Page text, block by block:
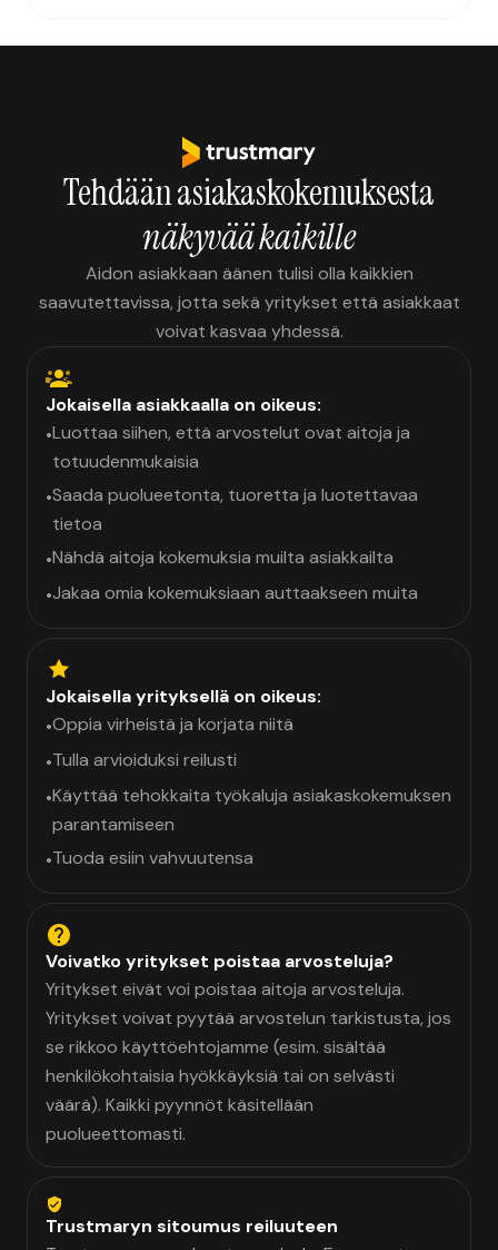
Tehdään asiakaskokemuksesta
näkyvää kaikille
Aidon asiakkaan äänen tulisi olla kaikkien
saavutettavissa, jotta sekä yritykset että asiakkaat
voivat kasvaa yhdessä.
Jokaisella asiakkaalla on oikeus:
•Luottaa siihen, että arvostelut ovat aitoja ja
totuudenmukaisia
•Saada puolueetonta, tuoretta ja luotettavaa
tietoa
•Nähdä aitoja kokemuksia muilta asiakkailta
•Jakaa omia kokemuksiaan auttaakseen muita
Jokaisella yrityksellä on oikeus:
•Oppia virheistä ja korjata niitä
•Tulla arvioiduksi reilusti
•Käyttää tehokkaita työkaluja asiakaskokemuksen
parantamiseen
•Tuoda esiin vahvuutensa
Voivatko yritykset poistaa arvosteluja?
Yritykset eivät voi poistaa aitoja arvosteluja.
Yritykset voivat pyytää arvostelun tarkistusta, jos
se rikkoo käyttöehtojamme (esim. sisältää
henkilökohtaisia hyökkäyksiä tai on selvästi
väärä). Kaikki pyynnöt käsitellään
puolueettomasti.
Trustmaryn sitoumus reiluuteen